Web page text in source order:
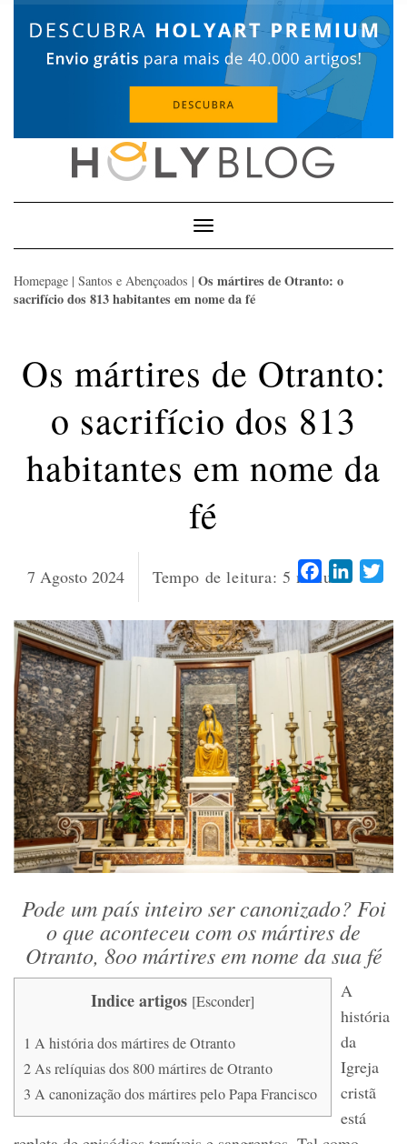
Toggle
Navigation
Homepage | Santos e Abençoados | Os mártires de Otranto: o
sacrifício dos 813 habitantes em nome da fé
Os mártires de Otranto:
o sacrifício dos 813
habitantes em nome da
fé
7 Agosto 2024 Tempo de leitura: 5 minutosFacebook
Pode um país inteiro ser canonizado? Foi
o que aconteceu com os mártires de
Otranto, 8oo mártires em nome da sua fé
Indice artigos [Esconder]
1 A história dos mártires de Otranto
2As relíquias dos 800 mártires de Otranto
3 A canonização dos mártires pelo Papa Francisco
A
história
da
Igreja
cristã
está